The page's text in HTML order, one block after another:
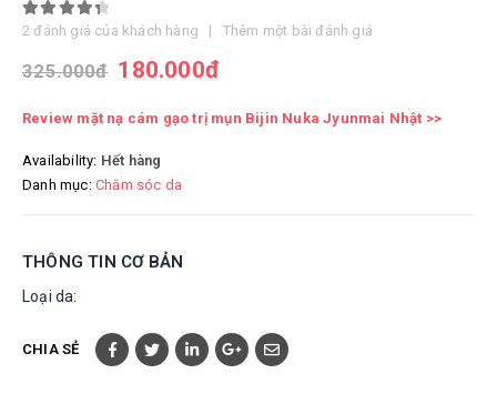
4.50out of 5
2 đánh giá của khách hàng | Thêm một bài đánh giá
325.000đ 180.000đ
Review mặt nạ cám gạo trị mụn Bijin Nuka Jyunmai Nhật >>
Availability: Hết hàng
Danh mục: Chăm sóc da
THÔNG TIN CƠ BẢN
Loại da:
CHIA SẺ